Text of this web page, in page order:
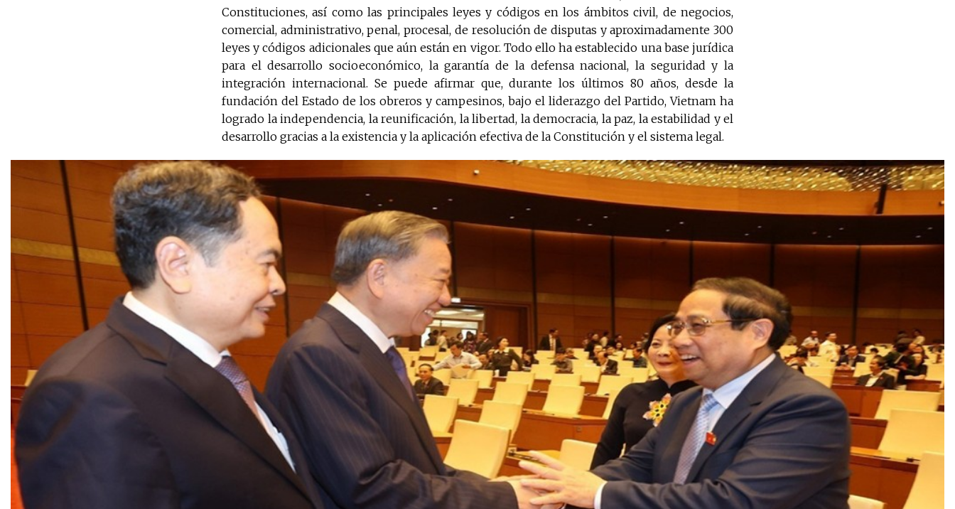
Constituciones, así como las principales leyes y códigos en los ámbitos civil, de negocios,
comercial, administrativo, penal, procesal, de resolución de disputas y aproximadamente 300
leyes y códigos adicionales que aún están en vigor. Todo ello ha establecido una base jurídica
para el desarrollo socioeconómico, la garantía de la defensa nacional, la seguridad y la
integración internacional. Se puede afirmar que, durante los últimos 80 años, desde la
fundación del Estado de los obreros y campesinos, bajo el liderazgo del Partido, Vietnam ha
logrado la independencia, la reunificación, la libertad, la democracia, la paz, la estabilidad y el
desarrollo gracias a la existencia y la aplicación efectiva de la Constitución y el sistema legal.